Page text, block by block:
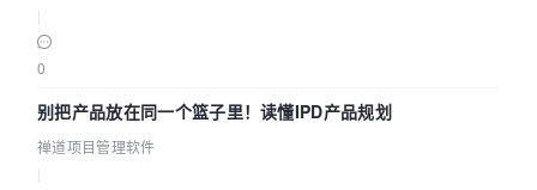
0
别把产品放在同一个篮子里！读懂IPD产品规划
禅道项目管理软件